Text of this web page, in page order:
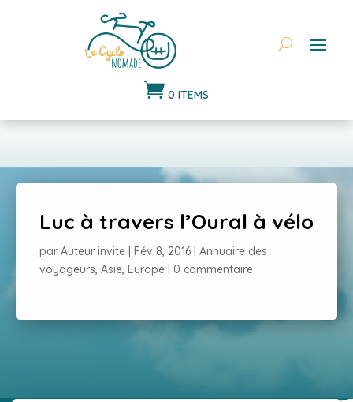
 0 ITEMS
Luc à travers l’Oural à vélo
par Auteur invite Fév 8, 2016
Annuaire des
voyageurs, Asie, Europe 0 commentaire